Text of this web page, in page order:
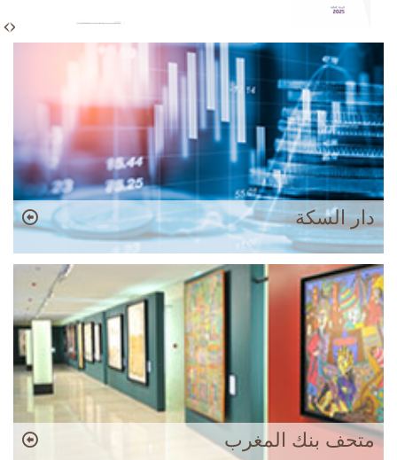
دار السكة
متحف بنك المغرب